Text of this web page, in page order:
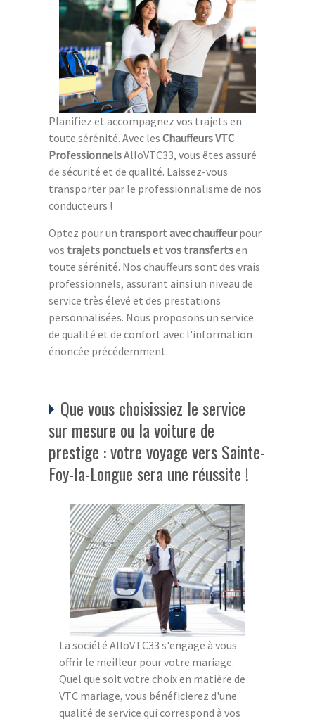
Planifiez et accompagnez vos trajets en
toute sérénité. Avec les Chauffeurs VTC
ProfessionnelsAlloVTC33, vous êtes assuré
de sécurité et de qualité. Laissez-vous
transporter par le professionnalisme de nos
conducteurs !
Optez pour un transport avec chauffeurpour
vos trajets ponctuels et vos transfertsen
toute sérénité. Nos chauffeurs sont des vrais
professionnels, assurant ainsi un niveau de
service très élevé et des prestations
personnalisées. Nous proposons un service
de qualité et de confort avec l'information
énoncée précédemment.
Que vous choisissiez le service
sur mesure ou la voiture de
prestige : votre voyage vers Sainte-
Foy-la-Longue sera une réussite !
La société AlloVTC33 s'engage à vous
offrir le meilleur pour votre mariage.
Quel que soit votre choix en matière de
VTC mariage, vous bénéficierez d'une
qualité de service qui correspond à vos